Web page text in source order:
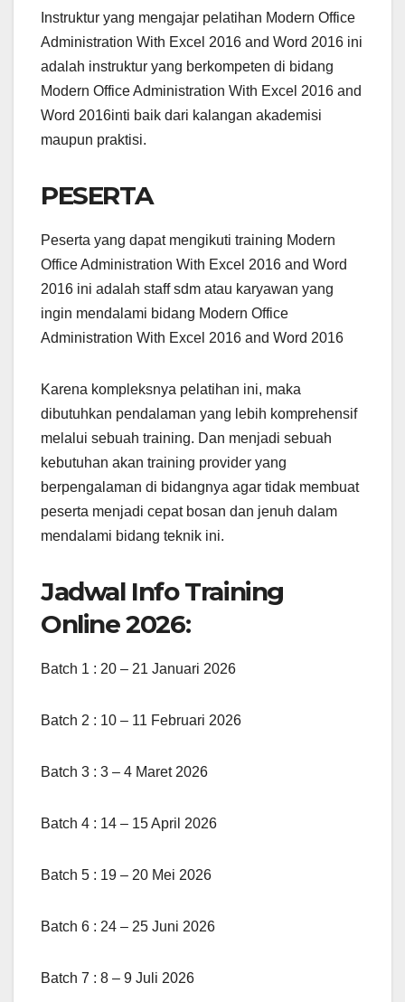
Instruktur yang mengajar pelatihan Modern Office
Administration With Excel 2016 and Word 2016 ini
adalah instruktur yang berkompeten di bidang
Modern Office Administration With Excel 2016 and
Word 2016inti baik dari kalangan akademisi
maupun praktisi.
PESERTA
Peserta yang dapat mengikuti training Modern
Office Administration With Excel 2016 and Word
2016 ini adalah staff sdm atau karyawan yang
ingin mendalami bidang Modern Office
Administration With Excel 2016 and Word 2016
Karena kompleksnya pelatihan ini, maka
dibutuhkan pendalaman yang lebih komprehensif
melalui sebuah training. Dan menjadi sebuah
kebutuhan akan training provider yang
berpengalaman di bidangnya agar tidak membuat
peserta menjadi cepat bosan dan jenuh dalam
mendalami bidang teknik ini.
Jadwal Info Training
Online 2026:
Batch 1 : 20 – 21 Januari 2026
Batch 2 : 10 – 11 Februari 2026
Batch 3 : 3 – 4 Maret 2026
Batch 4 : 14 – 15 April 2026
Batch 5 : 19 – 20 Mei 2026
Batch 6 : 24 – 25 Juni 2026
Batch 7 : 8 – 9 Juli 2026